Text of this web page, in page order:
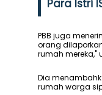
Para Istri
PBB juga
orang
rumah mereka,"
Dia
rumah warga